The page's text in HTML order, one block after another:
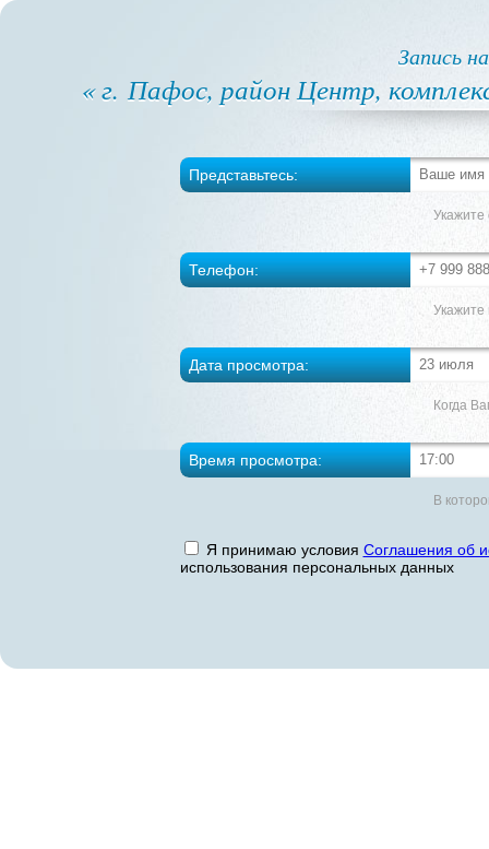
Запись
« г. Пафос, район Центр,
Представьтесь:
Укажите
Телефон:
Дата просмотра:
Когда
Время просмотра:
В
Я принимаю условия Соглашения об
использования персональных данных